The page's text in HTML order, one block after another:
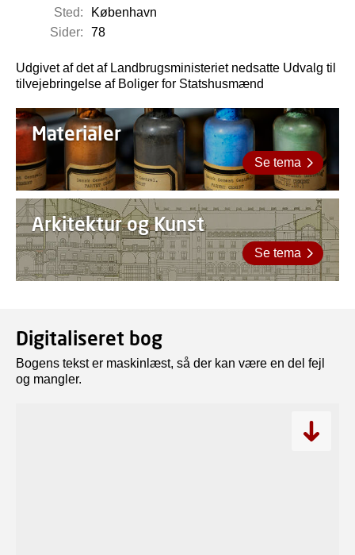
Sted:
København
Sider:
78
Udgivet af det af Landbrugsministeriet nedsatte Udvalg til
tilvejebringelse af Boliger for Statshusmænd
Materialer
Se tema
Arkitektur og Kunst
Se tema
Digitaliseret bog
Bogens tekst er maskinlæst, så der kan være en del fejl
og mangler.